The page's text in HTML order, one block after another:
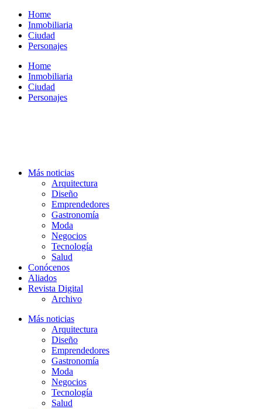
contenido
Home
Inmobiliaria
Ciudad
Personajes
Home
Inmobiliaria
Ciudad
Personajes
Más noticias
Arquitectura
Diseño
Emprendedores
Gastronomía
Moda
Negocios
Tecnología
Salud
Conócenos
Aliados
Revista Digital
Archivo
Más noticias
Arquitectura
Diseño
Emprendedores
Gastronomía
Moda
Negocios
Tecnología
Salud